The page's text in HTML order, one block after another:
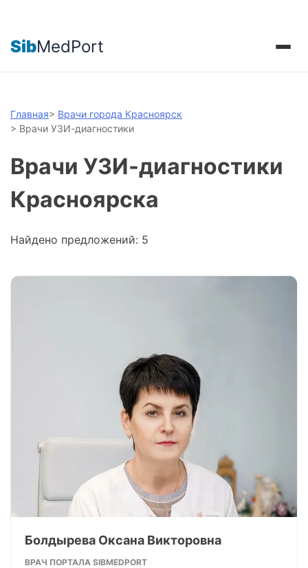
SibMedPort
Главная> Врачи города Красноярск
> Врачи УЗИ-диагностики
Врачи УЗИ-диагностики
Красноярска
Найдено предложений: 5
Болдырева Оксана Викторовна
ВРАЧ ПОРТАЛА SIBMEDPORT